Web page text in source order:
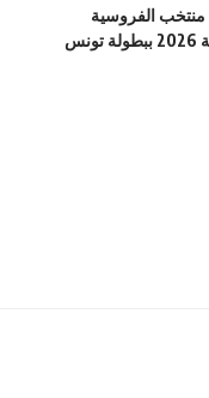
منتخب الفروسية
يستعد للألعاب المتوسطية 2026 ببطولة تونس